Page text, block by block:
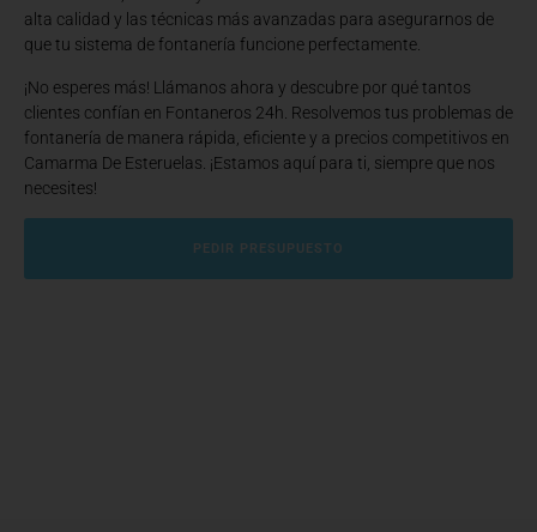
alta calidad y las técnicas más avanzadas para asegurarnos de
que tu sistema de fontanería funcione perfectamente.
¡No esperes más! Llámanos ahora y descubre por qué tantos
clientes confían en Fontaneros 24h. Resolvemos tus problemas de
fontanería de manera rápida, eficiente y a precios competitivos en
Camarma De Esteruelas. ¡Estamos aquí para ti, siempre que nos
necesites!
PEDIR PRESUPUESTO